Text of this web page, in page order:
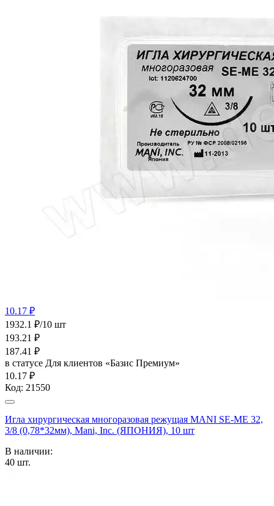
10.17 ₽
1932.1 ₽/10 шт
193.21 ₽
187.41 ₽
в статусе Для клиентов «Базис Премиум»
10.17 ₽
Код: 21550
Игла хирургическая многоразовая режущая MANI SE-MЕ 32,
3/8 (0,78*32мм), Mani, Inc. (ЯПОНИЯ), 10 шт
В наличии:
40 шт.